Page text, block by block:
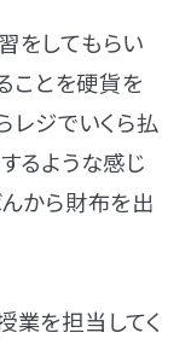
をしてもらい
ことを硬貨を
レジでいくら払
るような感じ
から財布を出
業を担当してく